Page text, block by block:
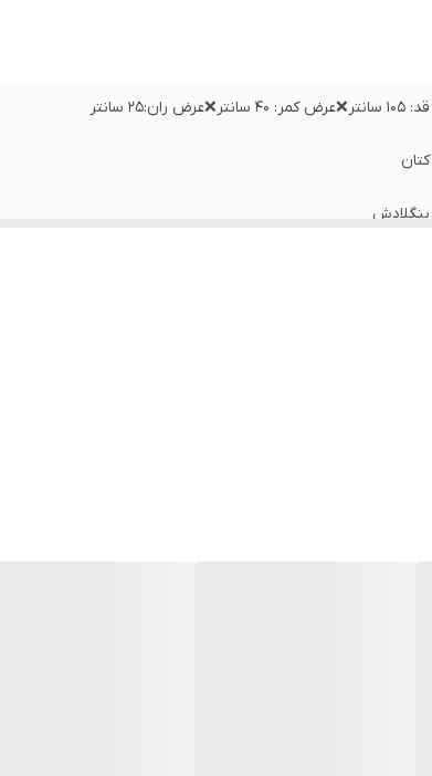
قد: ۱۰۵ سانتر❌عرض کمر: ۴۰ سانتر❌عرض ران:۲۵ سانتر
کتان
بنگلادش